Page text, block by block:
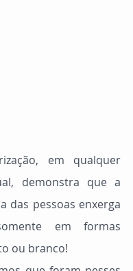
demonstra que a
das pessoas enxerga
em formas
ou branco!